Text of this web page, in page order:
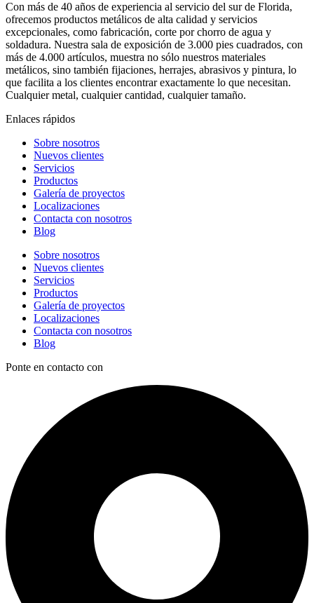
Con más de 40 años de experiencia al servicio del sur de Florida,
ofrecemos productos metálicos de alta calidad y servicios
excepcionales, como fabricación, corte por chorro de agua y
soldadura. Nuestra sala de exposición de 3.000 pies cuadrados, con
más de 4.000 artículos, muestra no sólo nuestros materiales
metálicos, sino también fijaciones, herrajes, abrasivos y pintura, lo
que facilita a los clientes encontrar exactamente lo que necesitan.
Cualquier metal, cualquier cantidad, cualquier tamaño.
Enlaces rápidos
Sobre nosotros
Nuevos clientes
Servicios
Productos
Galería de proyectos
Localizaciones
Contacta con nosotros
Blog
Sobre nosotros
Nuevos clientes
Servicios
Productos
Galería de proyectos
Localizaciones
Contacta con nosotros
Blog
Ponte en contacto con